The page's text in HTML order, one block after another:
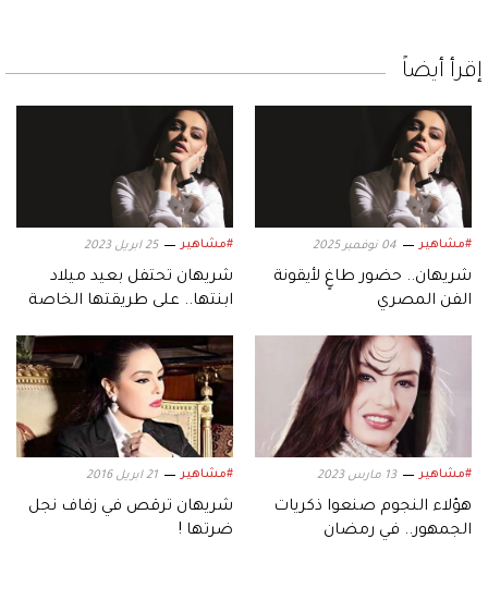
إقرأ أيضاً
#مشاهير 04 نوفمبر 2025
شريهان.. حضور طاغٍ لأيقونة
الفن المصري
#مشاهير 25 ابريل 2023
شريهان تحتفل بعيد ميلاد
ابنتها.. على طريقتها الخاصة
#مشاهير 13 مارس 2023
هؤلاء النجوم صنعوا ذكريات
الجمهور.. في رمضان
#مشاهير 21 ابريل 2016
شريهان ترقص في زفاف نجل
ضرتها !